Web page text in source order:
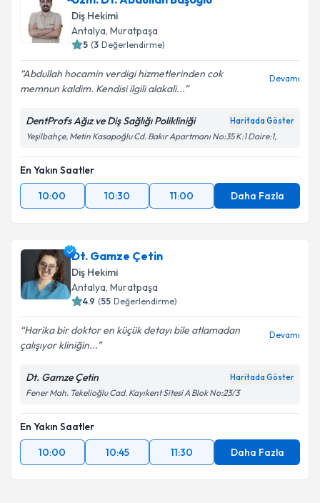
Diş Hekimi
Antalya, Muratpaşa
5 (3 Değerlendirme)
Abdullah hocamin verdigi hizmetlerinden cok
memnun kaldim. Kendisi ilgili alakali...
Devamı
DentProfs Ağız ve Diş Sağlığı Polikliniği Haritada Göster
Yeşilbahçe, Metin Kasapoğlu Cd. Bakır Apartmanı No:35 K:1 Daire:1,
En Yakın Saatler
10:00
10:30 11:00 Daha Fazla
Dt. Gamze Çetin
Diş Hekimi
Antalya, Muratpaşa
4.9 (55 Değerlendirme)
Harika bir doktor en küçük detayı bile atlamadan
çalışıyor kliniğin...
Devamı
Dt. Gamze Çetin Haritada Göster
Fener Mah. Tekelioğlu Cad. Kayıkent Sitesi A Blok No:23/3
En Yakın Saatler
10:00
10:45 11:30 Daha Fazla